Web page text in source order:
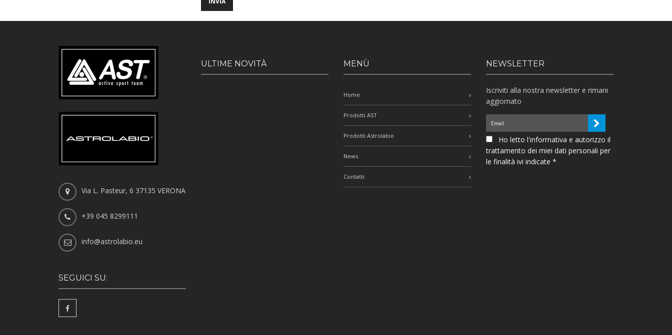
Via L. Pasteur, 6 37135 VERONA
+39 045 8299111
info@astrolabio.eu
SEGUICI SU:
ULTIME NOVITÀ MENÙ
Home
Prodotti AST
Prodotti Astrolabio
News
Contatti
NEWSLETTER
Iscriviti alla nostra newsletter e rimani
aggiornato
Ho letto l'informativa e autorizzo il
trattamento dei miei dati personali per
le finalità ivi indicate *